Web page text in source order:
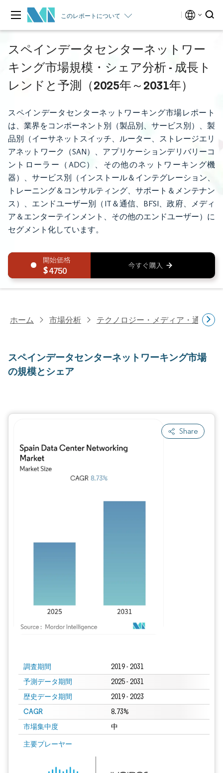
このレポートについて
スペインデータセンターネットワー
キング市場規模・シェア分析 - 成長ト
レンドと予測（2025年～2031年）
スペインデータセンターネットワーキング市場レポート
は、業界をコンポーネント別（製品別、サービス別）、製
品別（イーサネットスイッチ、ルーター、ストレージエリ
アネットワーク（SAN）、アプリケーションデリバリーコ
ントローラー（ADC）、その他のネットワーキング機
器）、サービス別（インストール＆インテグレーション、
トレーニング＆コンサルティング、サポート＆メンテナン
ス）、エンドユーザー別（IT＆通信、BFSI、政府、メディ
ア＆エンターテインメント、その他のエンドユーザー）に
セグメント化しています。
4750
ホーム 市場分析 テクノロジー・メディア・通信研
スペインデータセンターネットワーキング市場
の規模とシェア
Share
調査期間 2019 - 2031
予測データ期間 2025 - 2031
歴史データ期間 2019 - 2023
CAGR 8.73%
市場集中度 中
主要プレーヤー